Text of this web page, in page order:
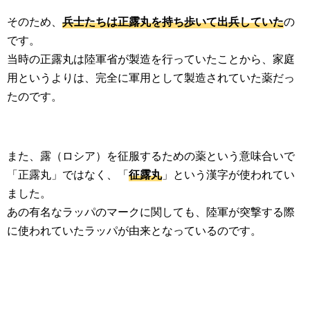
そのため、 兵士たちは正露丸を持ち歩いて出兵していたの
です。
当時の正露丸は陸軍省が製造を行っていたことから、家庭
用というよりは、完全に軍用として製造されていた薬だっ
たのです。
また、露（ロシア）を征服するための薬という意味合いで
「正露丸」ではなく、「征露丸」という漢字が使われてい
ました。
あの有名なラッパのマークに関しても、陸軍が突撃する際
に使われていたラッパが由来となっているのです。